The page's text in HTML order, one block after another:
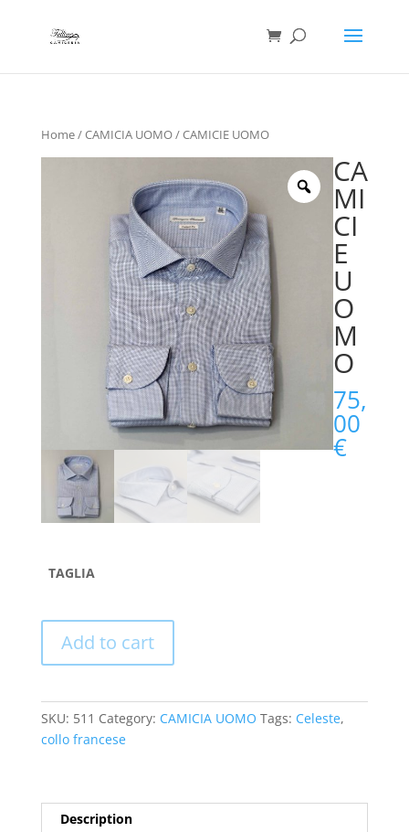
Home/CAMICIA UOMO/ CAMICIE UOMO
CA
MI
CI
E
U
O
M
O
75,
00
€
TAGLIA
Add to cart
SKU: 511 Category: CAMICIA UOMO Tags: Celeste,
collo francese
Description